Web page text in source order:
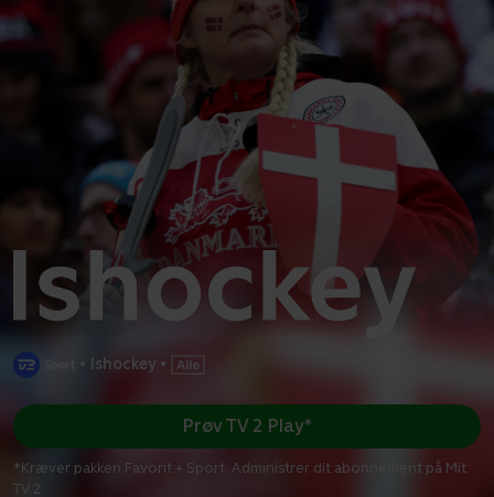
• Ishockey •
Prøv TV 2 Play*
*Kræver pakken Favorit + Sport. Administrer dit abonnement på Mit
TV 2.